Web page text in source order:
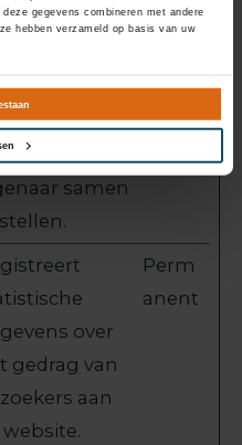
gegevens combineren met andere
hebben verzameld op basis van uw
gebruikt
en
voor
samen
over
gedrag van
aan
website.
Perm
anent